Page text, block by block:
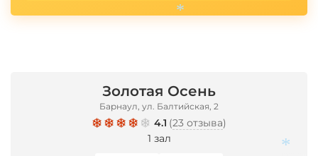
Золотая Осень
Барнаул, ул. Балтийская, 2
4.1 (23 отзыва)
1 зал